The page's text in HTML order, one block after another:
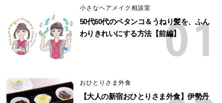
小さなヘアメイク相談室
50代60代のペタンコ＆うねり髪を、ふん
わりきれいにする方法【前編】
おひとりさま外食
【大人の新宿おひとりさま外食】伊勢丹